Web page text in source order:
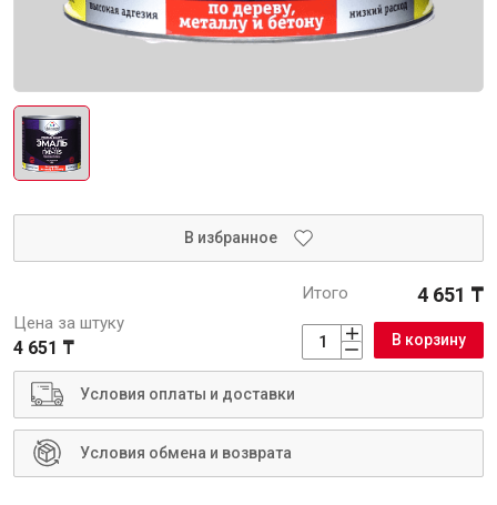
В избранное
Цена за штуку
4 651 ₸
Итого 4 651 ₸
В корзину
Условия оплаты и доставки
Условия обмена и возврата
Обои
Водоснабжение и водоотведение
Электро-оборудование
Инструменты